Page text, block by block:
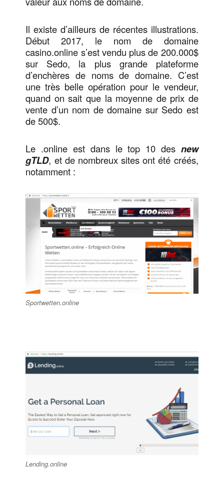
Il existe d’ailleurs de récentes illustrations.
Début 2017, le nom de domaine
casino.online s’est vendu plus de 200.000$
sur Sedo, la plus grande plateforme
d’enchères de noms de domaine. C’est
une très belle opération pour le vendeur,
quand on sait que la moyenne de prix de
vente d’un nom de domaine sur Sedo est
de 500$.
Le .online est dans le top 10 des new
gTLD, et de nombreux sites ont été créés,
notamment :
Sportwetten.online
Lending.online